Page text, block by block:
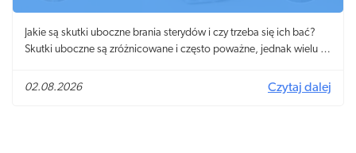
Jakie są skutki uboczne brania sterydów i czy trzeba się ich bać?
Skutki uboczne są zróżnicowane i często poważne, jednak wielu z
02.08.2026
Czytaj dalej